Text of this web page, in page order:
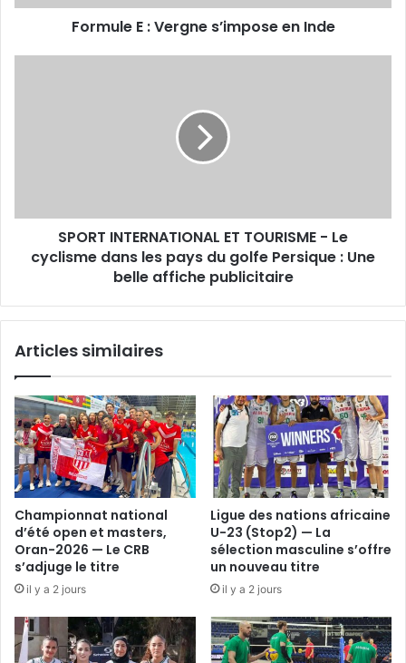
Formule E : Vergne s’impose en Inde
les
:
belle
SPORT INTERNATIONAL ET TOURISME - Le
cyclisme dans les pays du golfe Persique : Une
belle affiche publicitaire
Articles similaires
Championnat national
d’été open et masters,
Oran-2026 — Le CRB
s’adjuge le titre
il y a 2 jours
Ligue des nations africaine
U-23 (Stop2) — La
sélection masculine s’offre
un nouveau titre
il y a 2 jours